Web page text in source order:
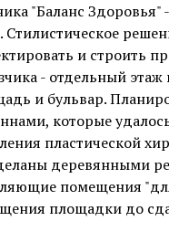
"Баланс
Стилистическое
и строить
- отдельный
и бульвар.
которые
пластической
деревянными
помещения
площадки до